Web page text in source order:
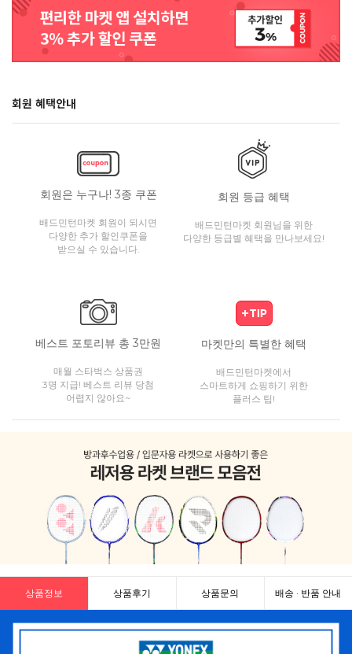
회원 혜택안내
회원은 누구나! 3종 쿠폰
배드민턴마켓 회원이 되시면
다양한 추가 할인쿠폰을
받으실 수 있습니다.
회원 등급 혜택
배드민턴마켓 회원님을 위한
다양한 등급별 혜택을 만나보세요!
베스트 포토리뷰 총 3만원
매월 스타벅스 상품권
3명 지급! 베스트 리뷰 당첨
어렵지 않아요~
마켓만의 특별한 혜택
배드민턴마켓에서
스마트하게 쇼핑하기 위한
플러스 팁!
상품정보 상품후기 상품문의 배송 · 반품 안내